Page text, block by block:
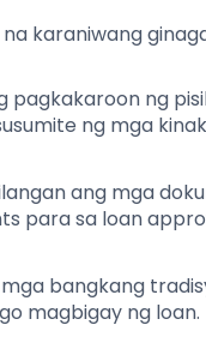
karaniwang
pagkakaroon ng
ng mga
ang mga
para sa loan
bangkang
magbigay ng loan.